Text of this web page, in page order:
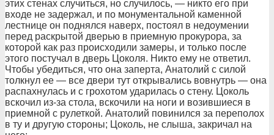
этих стенах случиться, но случилось, — никто его при
входе не задержал, и по монументальной каменной
лестнице он поднялся наверх, постоял в недоумении
перед раскрытой дверью в приемную прокурора, за
которой как раз происходили замеры, и только после
этого постучал в дверь Цоколя. Никто ему не ответил.
Чтобы убедиться, что она заперта, Анатолий с силой
толкнул ее — все двери тут открывались вовнутрь — она
распахнулась и с грохотом ударилась о стену. Цоколь
вскочил из-за стола, вскочили на ноги и возившиеся в
приемной с рулеткой. Анатолий повинился за переполох
в ту и другую стороны; Цоколь, не слыша, закричал на